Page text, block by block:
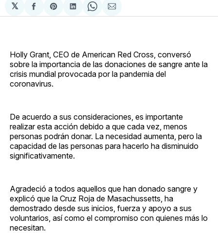
𝕏
Compartir
en
Share
on
Compartir
en
Share
on
Compartir
via
Holly Grant, CEO de American Red Cross, conversó
sobre la importancia de las donaciones de sangre ante la
crisis mundial provocada por la pandemia del
coronavirus.
De acuerdo a sus consideraciones, es importante
realizar esta acción debido a que cada vez, menos
personas podrán donar. La necesidad aumenta, pero la
capacidad de las personas para hacerlo ha disminuido
significativamente.
Agradeció a todos aquellos que han donado sangre y
explicó que la Cruz Roja de Masachussetts, ha
demostrado desde sus inicios, fuerza y apoyo a sus
voluntarios, así como el compromiso con quienes más lo
necesitan.